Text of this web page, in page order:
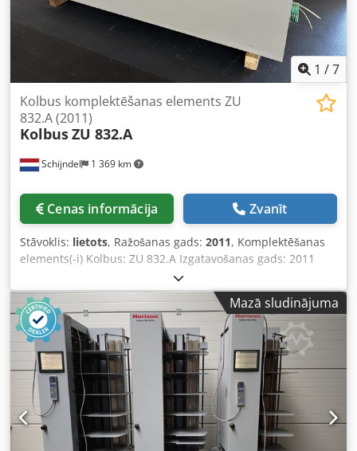
1 /7
Schijndel 1 369 km
Kolbus komplektēšanas elements ZU
832.A (2011)
KolbusZU 832.A
Cenas informācija Zvanīt
Stāvoklis: lietots, Ražošanas gads: 2011, Komplektēšanas
elements(-i) Kolbus: ZU 832.A Izgatavošanas gads: 2011
Apraksts: - Elementu skaits: 1 Dcodpfx Ajzhvinoqgok -
Komplektēšanas staciju skaits: 3 - ATC biezuma kontrole -
Optiskā lokšņu veida atpazīšana: SignalynxMazā sludinājuma